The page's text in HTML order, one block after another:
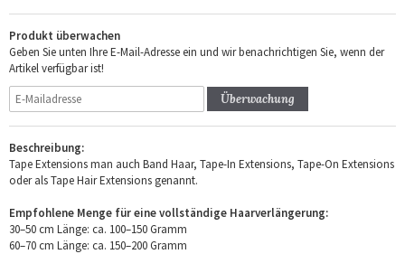
Produkt überwachen
Geben Sie unten Ihre E-Mail-Adresse ein und wir benachrichtigen Sie, wenn der
Artikel verfügbar ist!
Überwachung
Beschreibung:
Tape Extensions man auch Band Haar, Tape-In Extensions, Tape-On Extensions
oder als Tape Hair Extensions genannt.
Empfohlene Menge für eine vollständige Haarverlängerung:
30–50 cm Länge: ca. 100–150 Gramm
60–70 cm Länge: ca. 150–200 Gramm